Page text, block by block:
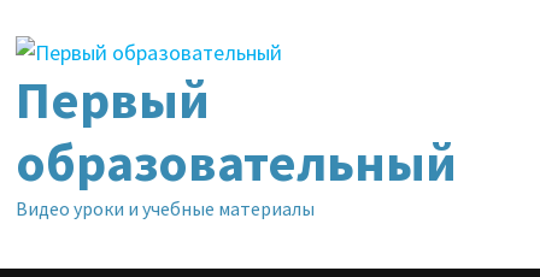
содержимому
Первый
образовательный
Видео уроки и учебные материалы